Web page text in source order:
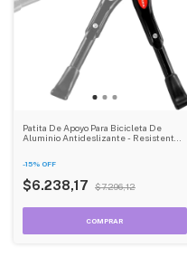
Patita De Apoyo Para Bicicleta De
Aluminio Antideslizante - Resistente
-15% OFF
$6.238,17 $7.296,12